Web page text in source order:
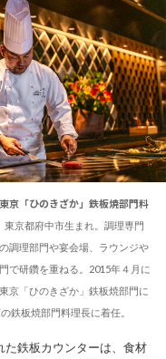
京「ひのきざか」鉄板焼部門料
東京都府中市生まれ。調理専門
調理部門や宴会場、ラウンジや
で研鑽を重ねる。2015年４月に
京「ひのきざか」鉄板焼部門に
鉄板焼部門料理長に着任。
た鉄板カウンターは、食材